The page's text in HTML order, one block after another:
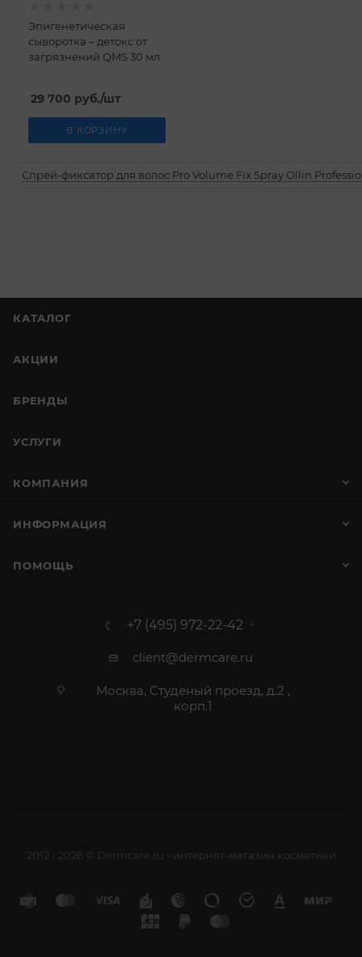
Эпигенетическая
сыворотка – детокс от
загрязнений QMS 30 мл
29 700 руб./шт
В КОРЗИНУ
Спрей-фиксатор для волос Pro Volume Fix Spray Ollin
КАТАЛОГ
АКЦИИ
БРЕНДЫ
УСЛУГИ
КОМПАНИЯ
ИНФОРМАЦИЯ
ПОМОЩЬ
+7 (495) 972-22-42
client@dermcare.ru
Москва, Студеный проезд, д.2 ,
корп.1
2012 - 2026 © Dermcare.ru - интернет-магазин косметики